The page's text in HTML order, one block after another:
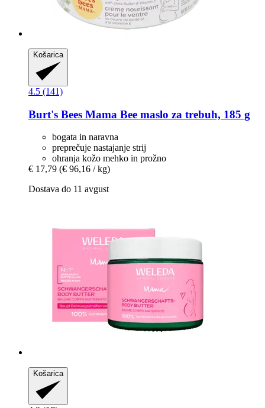
Košarica
4.5 (141)
Burt's Bees Mama Bee maslo za trebuh, 185 g
bogata in naravna
preprečuje nastajanje strij
ohranja kožo mehko in prožno
€ 17,79 (€ 96,16 / kg)
Dostava do 11 avgust
Košarica